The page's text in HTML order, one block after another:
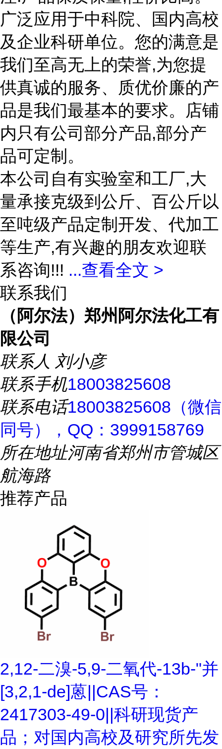
广泛应用于中科院、国内高校
及企业科研单位。您的满意是
我们至高无上的荣誉,为您提
供真诚的服务、质优价廉的产
品是我们最基本的要求。店铺
内只有公司部分产品,部分产
品可定制。
本公司自有实验室和工厂,大
量承接克级到公斤、百公斤以
至吨级产品定制开发、代加工
等生产,有兴趣的朋友欢迎联
系咨询!!! ...查看全文 >
联系我们
（阿尔法）郑州阿尔法化工有
限公司
联系人 刘小彦
联系手机18003825608
联系电话18003825608（微信
同号），QQ：3999158769
所在地址河南省郑州市管城区
航海路
推荐产品
2,12-二溴-5,9-二氧代-13b-"并
[3,2,1-de]蒽||CAS号：
2417303-49-0||科研现货产
品；对国内高校及研究所先发